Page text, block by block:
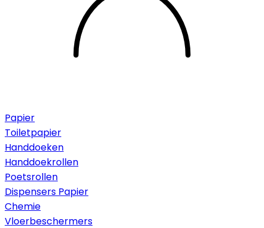
Papier
Toiletpapier
Handdoeken
Handdoekrollen
Poetsrollen
Dispensers Papier
Chemie
Vloerbeschermers